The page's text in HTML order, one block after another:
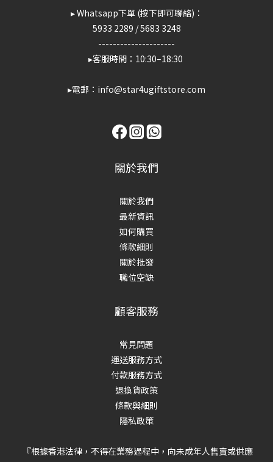
▸ Whatsapp下單 (按下即可聯絡)：
5933 2289 /5683 3248
---------------------
▸客服時間：10:30–18:30
▸電郵：info@star4ugiftstore.com
關於我們
關於我們
最新資訊
如何購買
條款細則
關於批發
職位空缺
顧客服務
常見問題
運送服務方式
付款服務方式
退換貨政策
條款與細則
隱私政策
『根據香港法律，不得在業務過程中，向未成年人售賣或供應